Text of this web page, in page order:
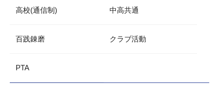
高校(通信制) 中高共通
百践錬磨 クラブ活動
PTA